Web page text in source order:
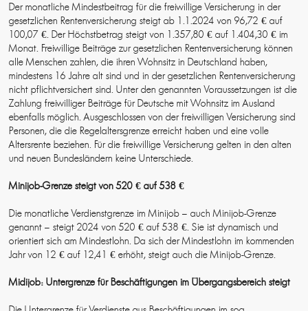
Der monatliche Mindestbeitrag für die freiwillige Versicherung in der
gesetzlichen Rentenversicherung steigt ab 1.1.2024 von 96,72 € auf
100,07 €. Der Höchstbetrag steigt von 1.357,80 € auf 1.404,30 € im
Monat. Freiwillige Beiträge zur gesetzlichen Rentenversicherung können
alle Menschen zahlen, die ihren Wohnsitz in Deutschland haben,
mindestens 16 Jahre alt sind und in der gesetzlichen Rentenversicherung
nicht pflichtversichert sind. Unter den genannten Voraussetzungen ist die
Zahlung freiwilliger Beiträge für Deutsche mit Wohnsitz im Ausland
ebenfalls möglich. Ausgeschlossen von der freiwilligen Versicherung sind
Personen, die die Regelaltersgrenze erreicht haben und eine volle
Altersrente beziehen. Für die freiwillige Versicherung gelten in den alten
und neuen Bundesländern keine Unterschiede.
Minijob-Grenze steigt von 520 € auf 538 €
Die monatliche Verdienstgrenze im Minijob – auch Minijob-Grenze
genannt – steigt 2024 von 520 € auf 538 €. Sie ist dynamisch und
orientiert sich am Mindestlohn. Da sich der Mindestlohn im kommenden
Jahr von 12 € auf 12,41 € erhöht, steigt auch die Minijob-Grenze.
Midijob: Untergrenze für Beschäftigungen im Übergangsbereich steigt